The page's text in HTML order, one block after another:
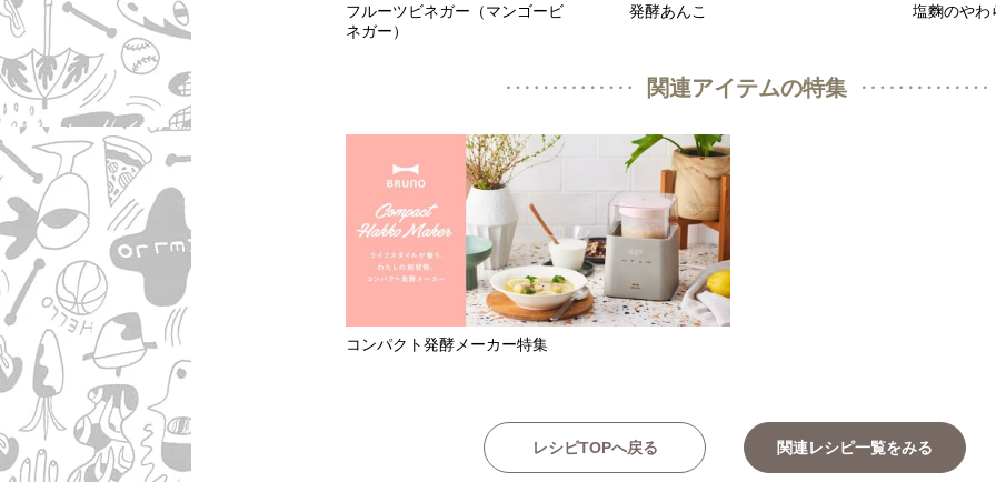
フルーツビネガー（マンゴービ
ネガー）
発酵あんこ 塩麴のやわ
関連アイテムの特集
コンパクト発酵メーカー特集
レシピTOPへ戻る 関連レシピ一覧をみる